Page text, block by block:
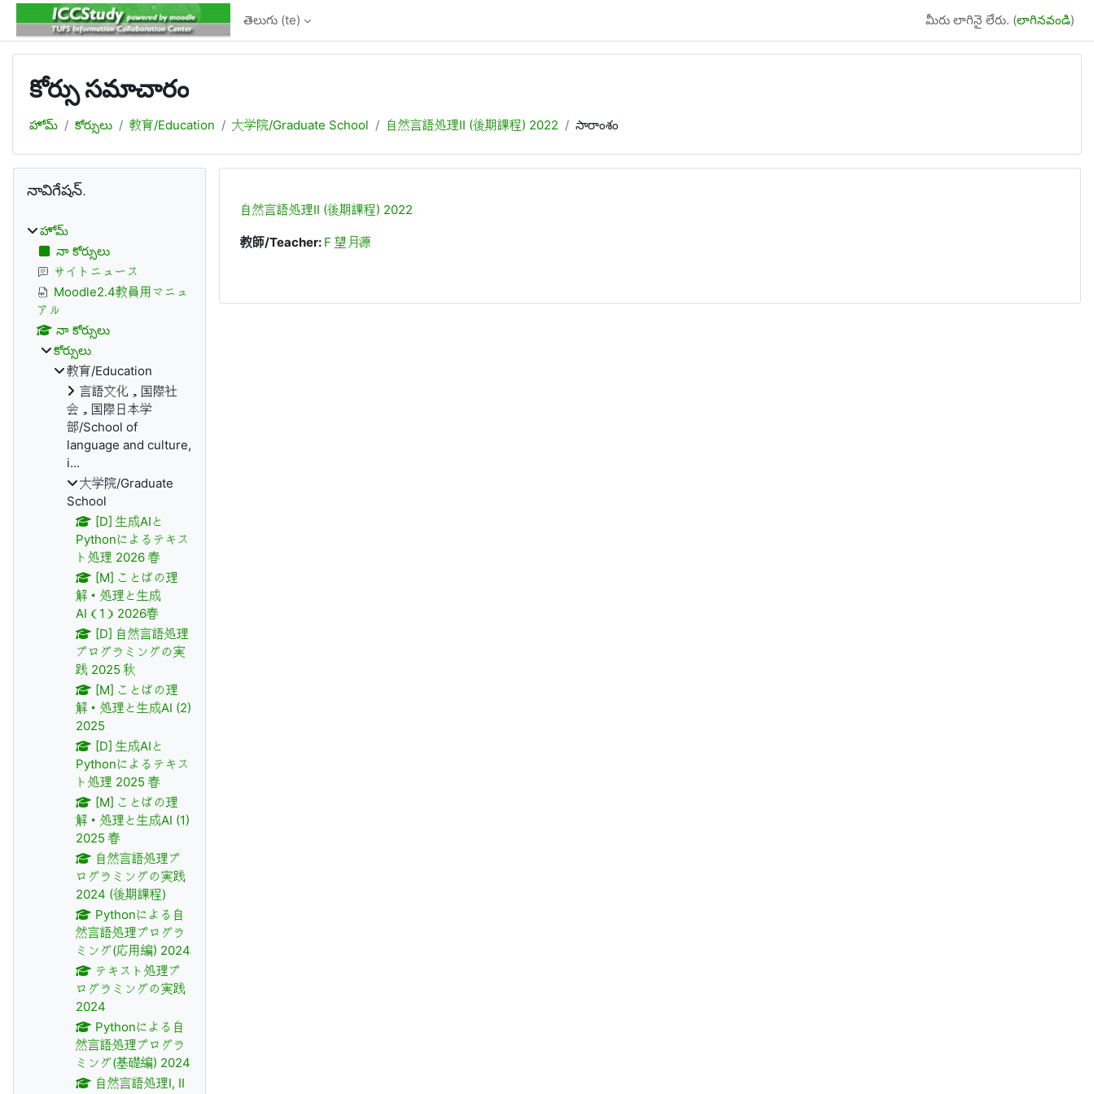
ప్రధాన కంటెంటుకు వెళ్ళు
తెలుగు ‎(te)‎ మీరు లాగినై లేరు. (లాగినవండి)
కోర్సు సమాచారం
హోమ్ కోర్సులు 教育/Education 大学院/Graduate School 自然言語処理II (後期課程) 2022 సారాంశం
自然言語処理II (後期課程) 2022
教師/Teacher: F 望月源
బ్లాకులు
నావిగేషన్.
హోమ్
నా కోర్సులు
サイトニュース
Moodle2.4教員用マニュ
アル
నా కోర్సులు
కోర్సులు
教育/Education
言語文化，国際社
会，国際日本学
部/School of
language and culture,
i...
大学院/Graduate
School
[D] 生成AIと
Pythonによるテキス
ト処理 2026 春
[M] ことばの理
解・処理と生成
AI（1）2026春
[D] 自然言語処理
プログラミングの実
践 2025 秋
[M] ことばの理
解・処理と生成AI (2)
2025
[D] 生成AIと
Pythonによるテキス
ト処理 2025 春
[M] ことばの理
解・処理と生成AI (1)
2025 春
自然言語処理プ
ログラミングの実践
2024 (後期課程)
Pythonによる自
然言語処理プログラ
ミング(応用編) 2024
テキスト処理プ
ログラミングの実践
2024
Pythonによる自
然言語処理プログラ
ミング(基礎編) 2024
自然言語処理I, II